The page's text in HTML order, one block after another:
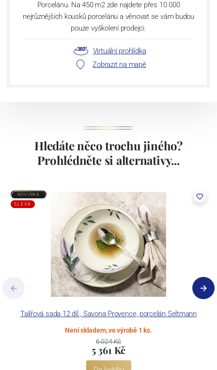
Porcelánu. Na 450 m2 zde najdete přes 10 000
nejrůznějších kousků porcelánu a věnovat se vám budou
pouze vyškolení prodejci.
Virtuální prohlídka
Zobrazit na mapě
Hledáte něco trochu jiného?
Prohlédněte si alternativy...
Talířová sada 12 díl., Savona Provence, porcelán Seltmann
NOVINKA
SLEVA
Není skladem, ve výrobě 1 ks.
6 024 Kč
5 361 Kč